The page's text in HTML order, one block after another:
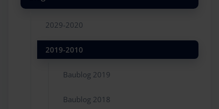
2029-2020
2019-2010
Baublog 2019
Baublog 2018